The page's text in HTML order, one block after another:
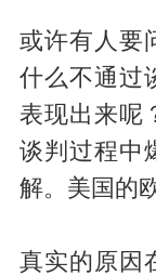
或许有人要
什么不通过
表现出来呢
谈判过程中
解。美国的
真实的原因